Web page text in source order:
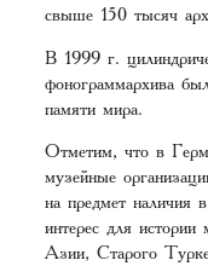
свыше 150 тысяч
В 1999 г.
фонограммархива
памяти мира.
Отметим, что в
музейные
на предмет наличия
интерес для
Азии, Старого